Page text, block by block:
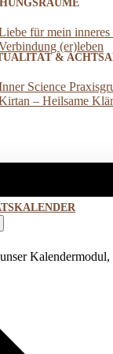
für mein
(er)leben
&
Science
– Heilsame